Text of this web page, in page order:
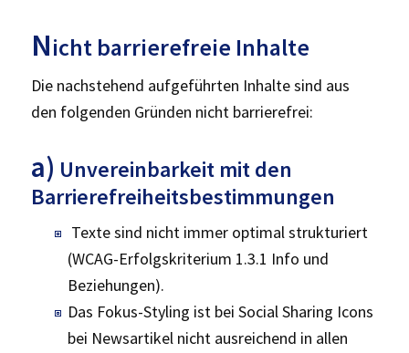
Nicht barrierefreie Inhalte
Die nachstehend aufgeführten Inhalte sind aus
den folgenden Gründen nicht barrierefrei:
a) Unvereinbarkeit mit den
Barrierefreiheitsbestimmungen
Texte sind nicht immer optimal strukturiert
(WCAG-Erfolgskriterium 1.3.1 Info und
Beziehungen).
Das Fokus-Styling ist bei Social Sharing Icons
bei Newsartikel nicht ausreichend in allen